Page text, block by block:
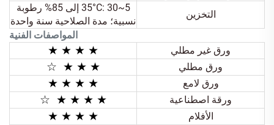
المواصفات الفنية
التخزين
5~35°C: 30 إلى 85% رطوبة
نسبية؛ مدة الصلاحية سنة واحدة
ورق غير مطلي ★ ★ ★ ★
ورق مطلي ★
★ ★
☆
ورق لامع ★ ★
★ ★
ورقة اصطناعية ★ ★
★ ★
☆
الأفلام ★ ★
★ ★